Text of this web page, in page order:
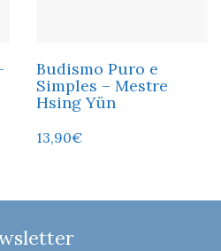
Budismo Puro e
Simples – Mestre
Hsing Yün
13,90€